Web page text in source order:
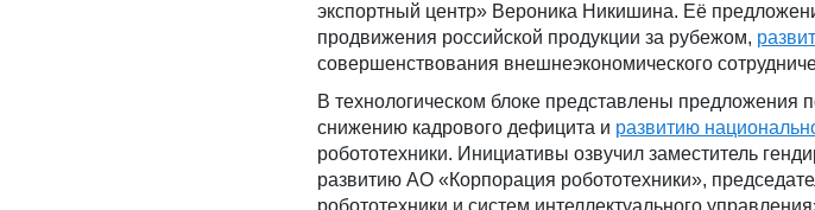
экспортный центр» Вероника Никишина. Её
продвижения российской продукции за рубежом,
совершенствования внешнеэкономического
В технологическом блоке представлены предложения
снижению кадрового дефицита и развитию
робототехники. Инициативы озвучил заместитель
развитию АО «Корпорация робототехники»,
робототехники и систем интеллектуального